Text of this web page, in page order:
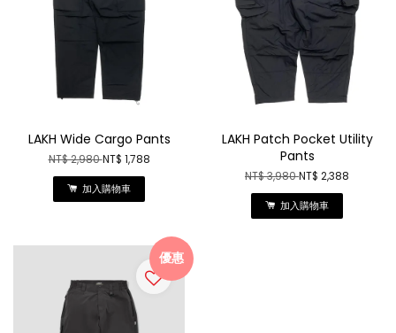
LAKH Wide Cargo Pants
NT$ 2,980NT$ 1,788
加入購物車
LAKH Patch Pocket Utility
Pants
NT$ 3,980NT$ 2,388
加入購物車
優惠